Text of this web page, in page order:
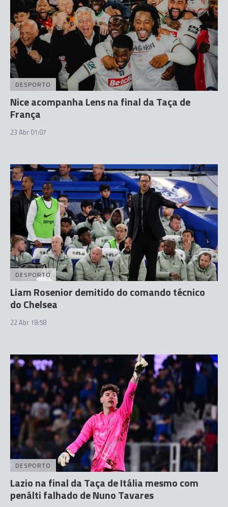
DESPORTO
Nice acompanha Lens na final da Taça de
França
23 Abr 01:07
DESPORTO
Liam Rosenior demitido do comando técnico
do Chelsea
22 Abr 18:58
DESPORTO
Lazio na final da Taça de Itália mesmo com
penálti falhado de Nuno Tavares